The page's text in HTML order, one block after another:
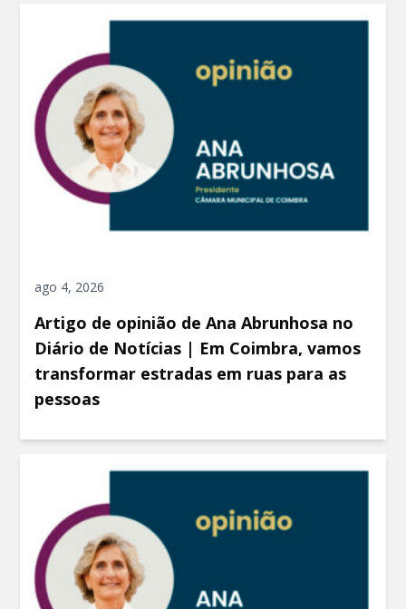
ago 4, 2026
Artigo de opinião de Ana Abrunhosa no
Diário de Notícias | Em Coimbra, vamos
transformar estradas em ruas para as
pessoas